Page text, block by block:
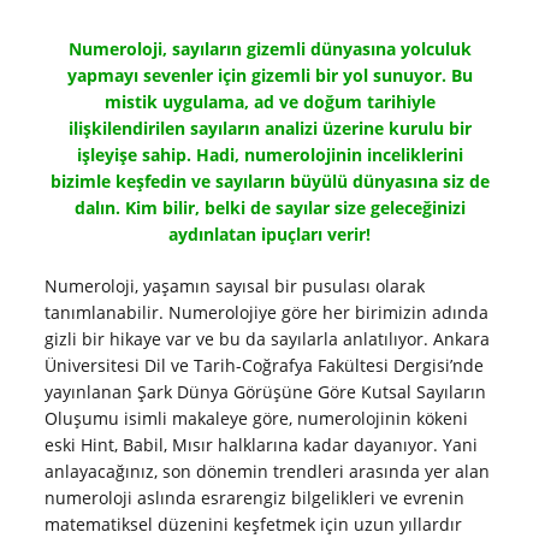
Numeroloji, sayıların gizemli dünyasına yolculuk
yapmayı sevenler için gizemli bir yol sunuyor. Bu
mistik uygulama, ad ve doğum tarihiyle
ilişkilendirilen sayıların analizi üzerine kurulu bir
işleyişe sahip. Hadi, numerolojinin inceliklerini
bizimle keşfedin ve sayıların büyülü dünyasına siz de
dalın. Kim bilir, belki de sayılar size geleceğinizi
aydınlatan ipuçları verir!
Numeroloji, yaşamın sayısal bir pusulası olarak
tanımlanabilir. Numerolojiye göre her birimizin adında
gizli bir hikaye var ve bu da sayılarla anlatılıyor. Ankara
Üniversitesi Dil ve Tarih-Coğrafya Fakültesi Dergisi’nde
yayınlanan Şark Dünya Görüşüne Göre Kutsal Sayıların
Oluşumu isimli makaleye göre, numerolojinin kökeni
eski Hint, Babil, Mısır halklarına kadar dayanıyor. Yani
anlayacağınız, son dönemin trendleri arasında yer alan
numeroloji aslında esrarengiz bilgelikleri ve evrenin
matematiksel düzenini keşfetmek için uzun yıllardır